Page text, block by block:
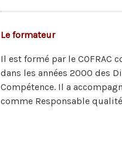
Le formateur
Il est formé par le COFRAC
dans les années 2000 des
Compétence. Il a
comme Responsable